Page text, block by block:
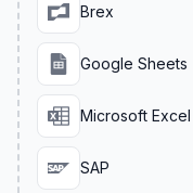
Brex
Google Sheets
Microsoft Excel
SAP